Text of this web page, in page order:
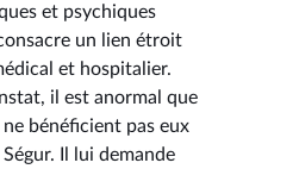
et psychiques
un lien étroit
et hospitalier.
il est anormal que
bénéficient pas eux
Il lui demande